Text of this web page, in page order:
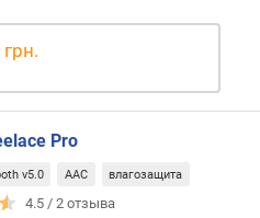
грн.
Pro
v5.0 AAC влагозащита
4.5 /2 отзыва